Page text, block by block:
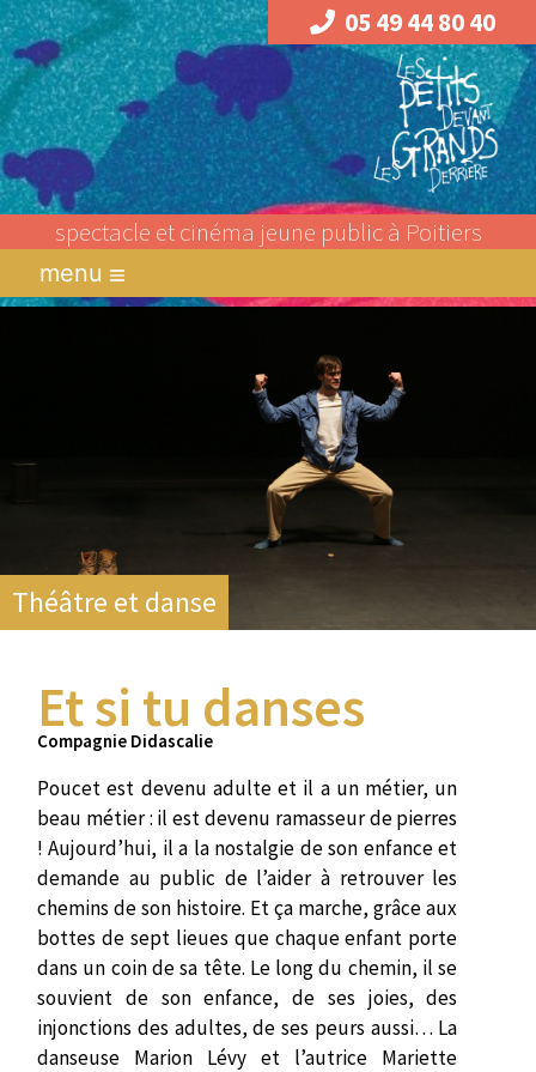
05 49 44 80 40
spectacle et cinéma jeune public à Poitiers
menu
Théâtre et danse
Et si tu danses
Compagnie Didascalie
Poucet est devenu adulte et il a un métier, un
beau métier : il est devenu ramasseur de pierres
! Aujourd’hui, il a la nostalgie de son enfance et
demande au public de l’aider à retrouver les
chemins de son histoire. Et ça marche, grâce aux
bottes de sept lieues que chaque enfant porte
dans un coin de sa tête. Le long du chemin, il se
souvient de son enfance, de ses joies, des
injonctions des adultes, de ses peurs aussi… La
danseuse Marion Lévy et l’autrice Mariette